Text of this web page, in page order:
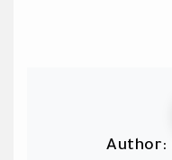
Author: